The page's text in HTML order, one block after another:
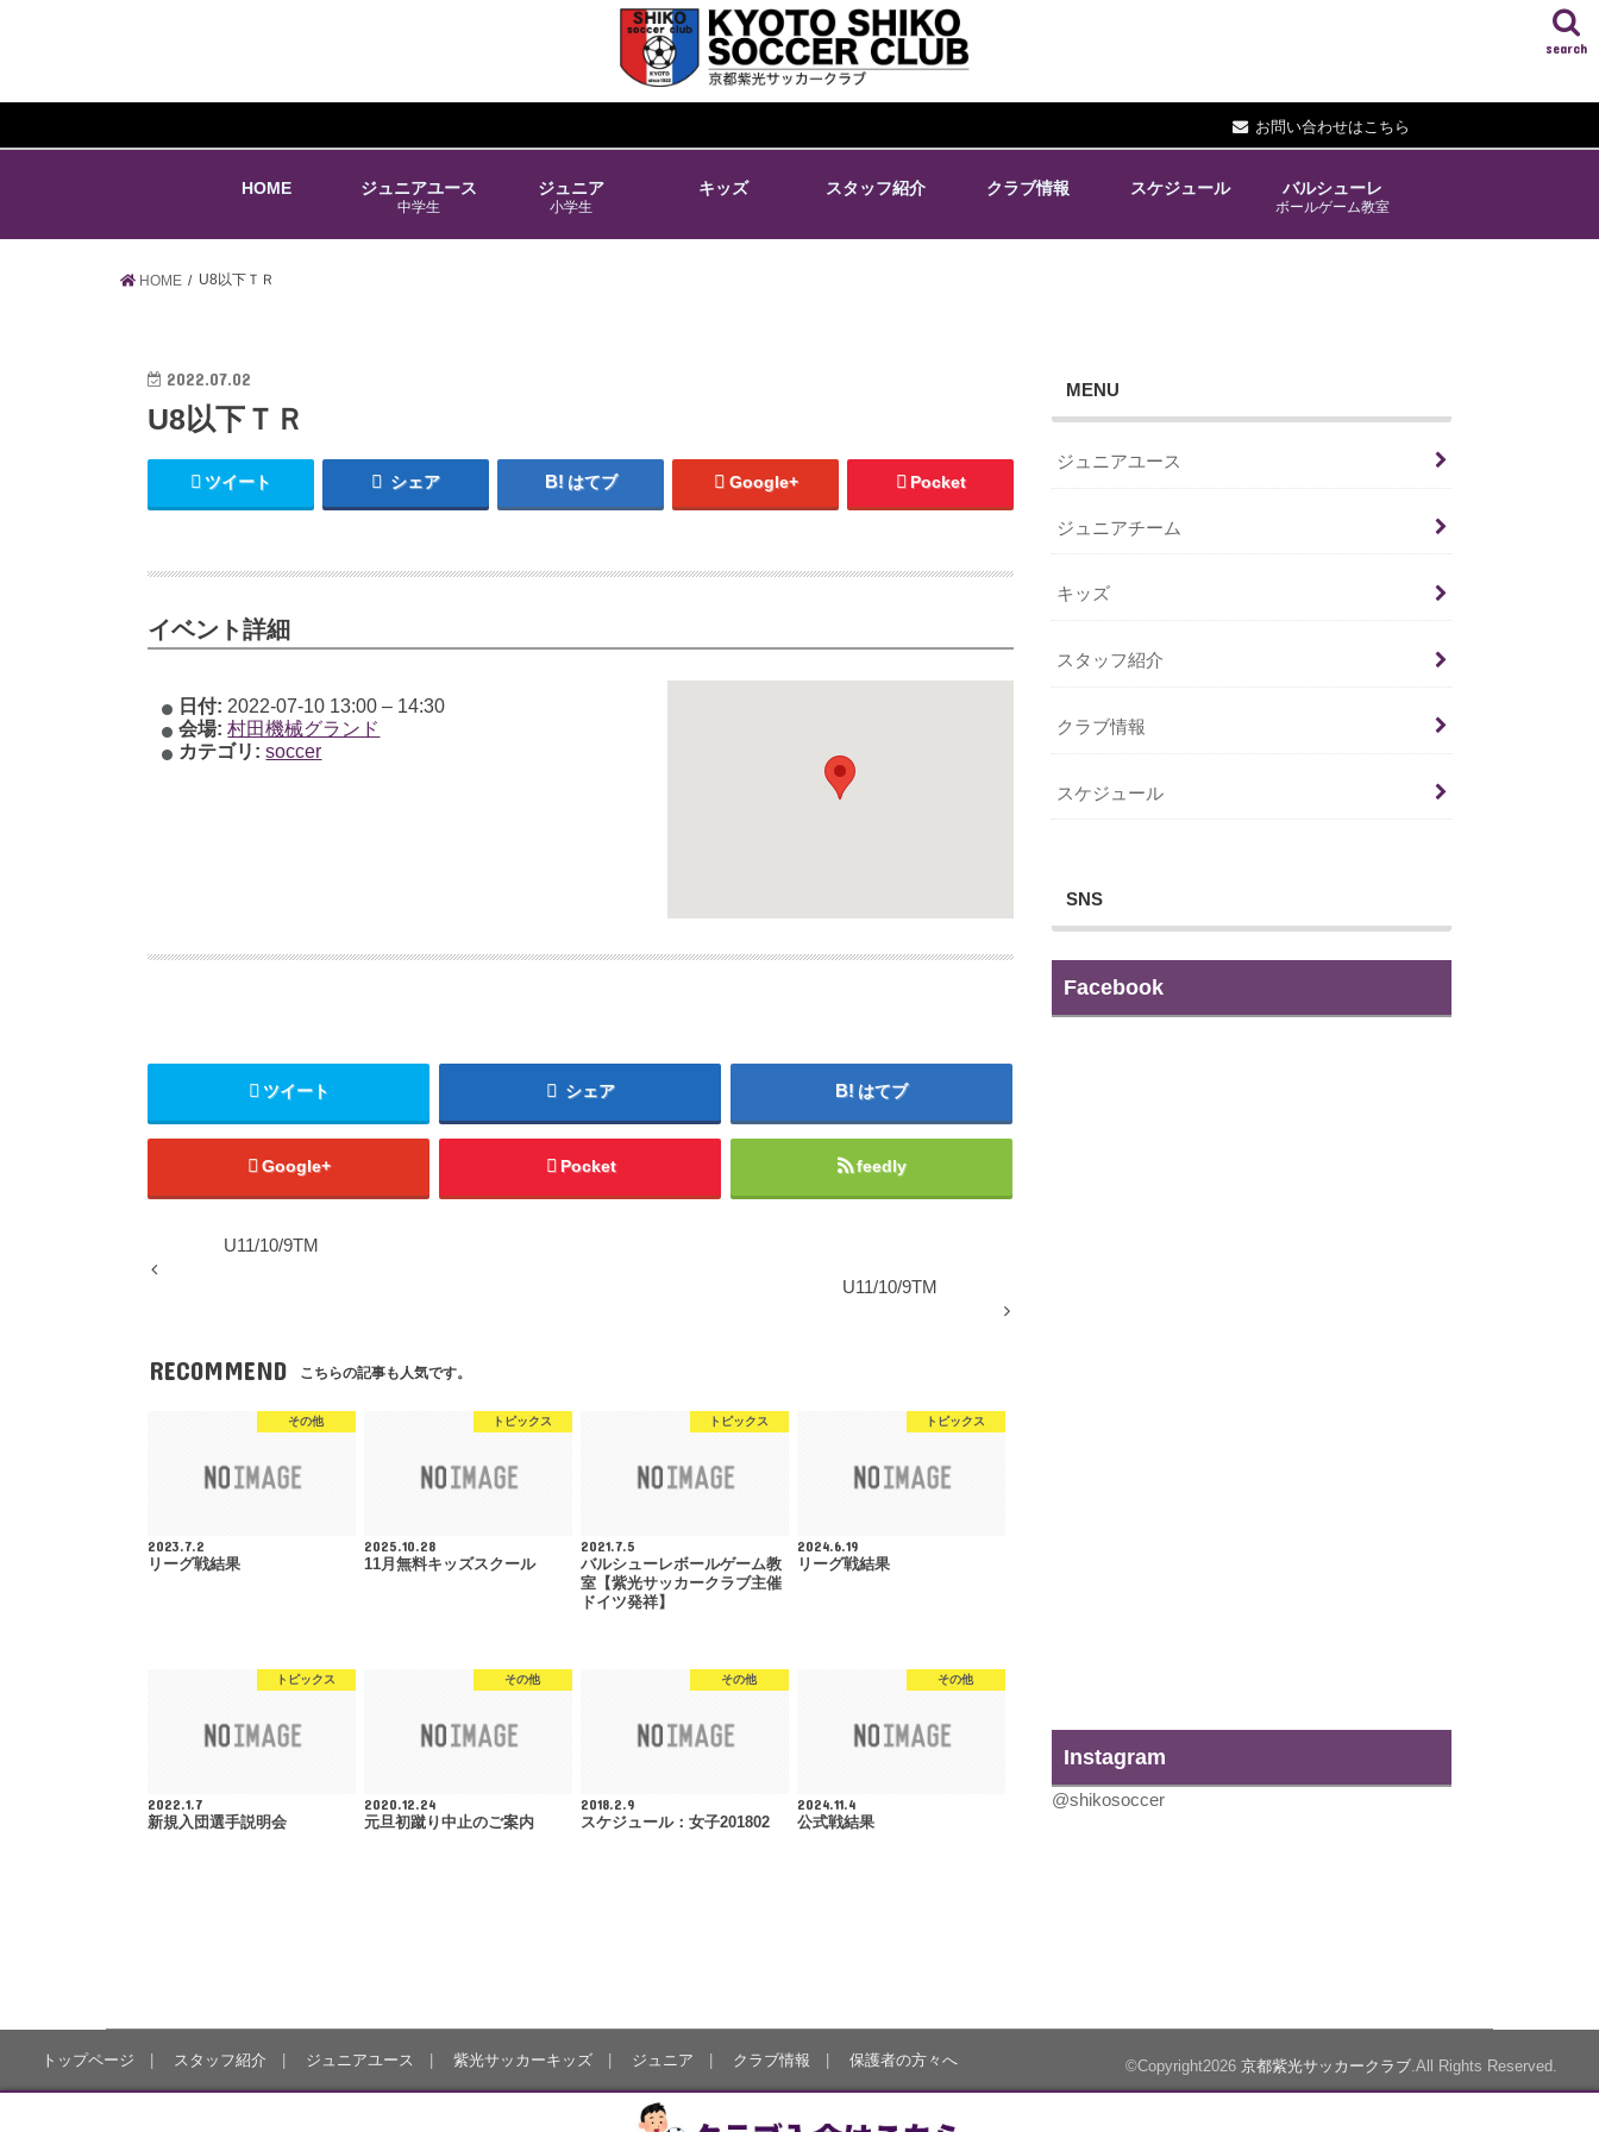
お問い合わせはこちら
search
HOME ジュニアユース
中学生
ジュニア
小学生
キッズ スタッフ紹介 クラブ情報 スケジュール バルシューレ
ボールゲーム教室
HOME U8以下ＴＲ
2022.07.02
U8以下ＴＲ
ツイート シェア はてブ Google+ Pocket
イベント詳細
日付: 2022-07-10 13:00 – 14:30
会場: 村田機械グランド
カテゴリ: soccer
ツイート シェア はてブ
Google+ Pocket feedly
U11/10/9TM
U11/10/9TM
RECOMMEND こちらの記事も人気です。
その他
2023.7.2
リーグ戦結果
トピックス
2025.10.28
11月無料キッズスクール
トピックス
2021.7.5
バルシューレボールゲーム教
室【紫光サッカークラブ主催
ドイツ発祥】
トピックス
2024.6.19
リーグ戦結果
トピックス
2022.1.7
新規入団選手説明会
その他
2020.12.24
元旦初蹴り中止のご案内
その他
2018.2.9
スケジュール：女子201802
その他
2024.11.4
公式戦結果
MENU
ジュニアユース
ジュニアチーム
キッズ
スタッフ紹介
クラブ情報
スケジュール
SNS
Facebook
Instagram
@shikosoccer
トップページ スタッフ紹介 ジュニアユース 紫光サッカーキッズ ジュニア クラブ情報 保護者の方々へ ©Copyright2026 京都紫光サッカークラブ .All Rights Reserved.